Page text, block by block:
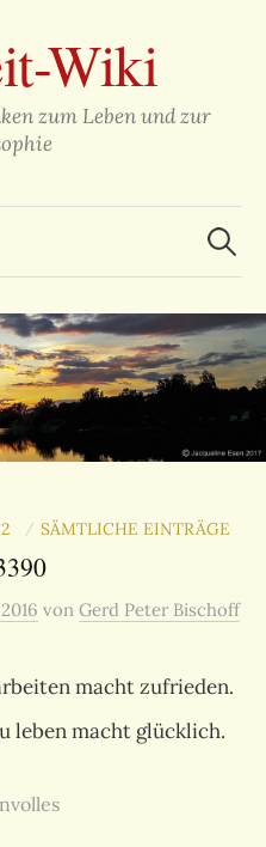
Wiki
zum Leben und zur
Suchen
nach:
/ SÄMTLICHE EINTRÄGE
von Gerd Peter Bischoff
macht zufrieden.
leben macht glücklich.